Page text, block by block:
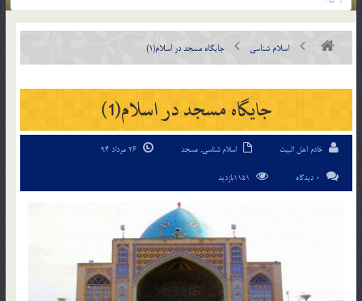
اسلام شناسی جايگاه مسجد در اسلام(1)
جايگاه مسجد در اسلام(1)
خادم اهل البیت اسلام شناسی, مسجد
0 دیدگاه